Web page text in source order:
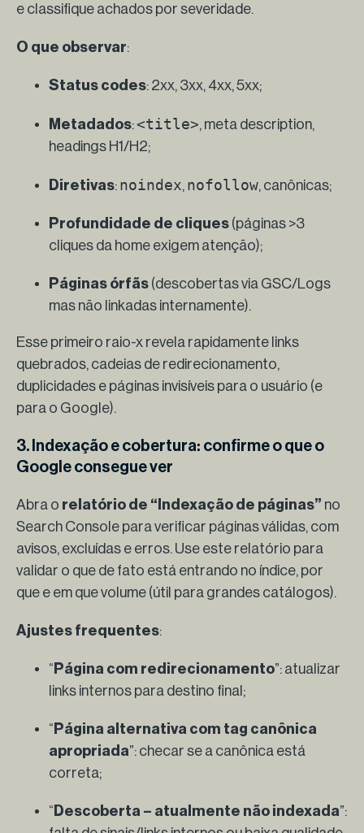
e classifique achados por severidade.
O que observar:
Status codes: 2xx, 3xx, 4xx, 5xx;
Metadados:<title>, meta description,
headings H1/H2;
Diretivas: noindex, nofollow, canônicas;
Profundidade de cliques (páginas >3
cliques da home exigem atenção);
Páginas órfãs (descobertas via GSC/Logs
mas não linkadas internamente).
Esse primeiro raio-x revela rapidamente links
quebrados, cadeias de redirecionamento,
duplicidades e páginas invisíveis para o usuário (e
para o Google).
3. Indexação e cobertura: confirme o que o
Google consegue ver
Abra o relatório de “Indexação de páginas” no
Search Console para verificar páginas válidas, com
avisos, excluídas e erros. Use este relatório para
validar o que de fato está entrando no índice, por
que e em que volume (útil para grandes catálogos).
Ajustes frequentes:
“ Página com redirecionamento”: atualizar
links internos para destino final;
“ Página alternativa com tag canônica
apropriada”: checar se a canônica está
correta;
“ Descoberta – atualmente não indexada”: